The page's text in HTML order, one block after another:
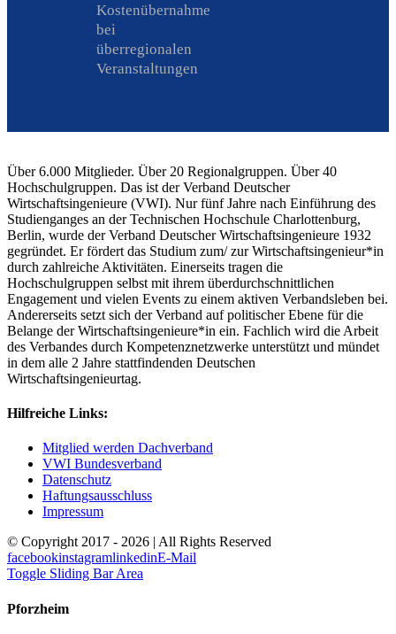
Kostenübernahme
bei
überregionalen
Veranstaltungen
Über 6.000 Mitglieder. Über 20 Regionalgruppen. Über 40
Hochschulgruppen. Das ist der Verband Deutscher
Wirtschaftsingenieure (VWI). Nur fünf Jahre nach Einführung des
Studienganges an der Technischen Hochschule Charlottenburg,
Berlin, wurde der Verband Deutscher Wirtschaftsingenieure 1932
gegründet. Er fördert das Studium zum/ zur Wirtschaftsingenieur*in
durch zahlreiche Aktivitäten. Einerseits tragen die
Hochschulgruppen selbst mit ihrem überdurchschnittlichen
Engagement und vielen Events zu einem aktiven Verbandsleben bei.
Andererseits setzt sich der Verband auf politischer Ebene für die
Belange der Wirtschaftsingenieure*in ein. Fachlich wird die Arbeit
des Verbandes durch Kompetenznetzwerke unterstützt und mündet
in dem alle 2 Jahre stattfindenden Deutschen
Wirtschaftsingenieurtag.
Hilfreiche Links:
Mitglied werden Dachverband
VWI Bundesverband
Datenschutz
Haftungsausschluss
Impressum
© Copyright 2017 - 2026 | All Rights Reserved
facebookinstagramlinkedinE-Mail
Toggle Sliding Bar Area
Pforzheim